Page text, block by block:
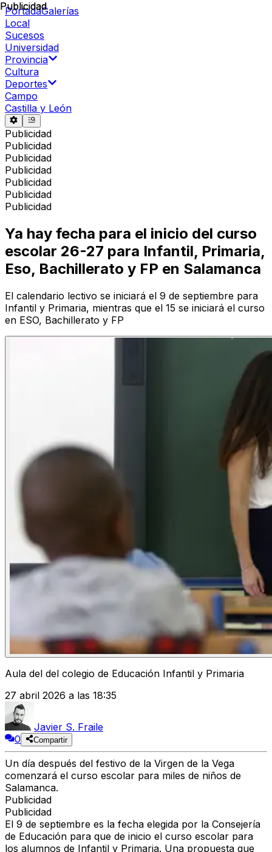
PortadaGalerías
Local
Sucesos
Universidad
Provincia
Cultura
Deportes
Campo
Castilla y León
Publicidad
Publicidad
Publicidad
Publicidad
Publicidad
Publicidad
Publicidad
Publicidad
Ya hay fecha para el inicio del curso
escolar 26-27 para Infantil, Primaria,
Eso, Bachillerato y FP en Salamanca
El calendario lectivo se iniciará el 9 de septiembre para
Infantil y Primaria, mientras que el 15 se iniciará el curso
en ESO, Bachillerato y FP
Aula del del colegio de Educación Infantil y Primaria
27 abril 2026 a las 18:35
Javier S. Fraile
0
Compartir
Un día después del festivo de la Virgen de la Vega
comenzará el curso escolar para miles de niños de
Salamanca.
Publicidad
Publicidad
El 9 de septiembre es la fecha elegida por la Consejería
de Educación para que de inicio el curso escolar para
los alumnos de Infantil y Primaria. Una propuesta que
Publicidad